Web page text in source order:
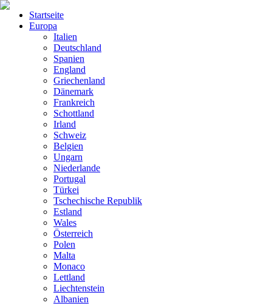
Startseite
Europa
Italien
Deutschland
Spanien
England
Griechenland
Dänemark
Frankreich
Schottland
Irland
Schweiz
Belgien
Ungarn
Niederlande
Portugal
Türkei
Tschechische Republik
Estland
Wales
Österreich
Polen
Malta
Monaco
Lettland
Liechtenstein
Albanien